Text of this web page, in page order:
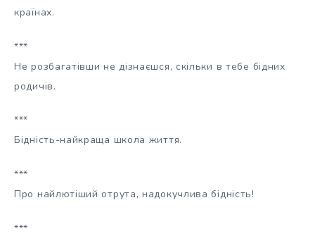
країнах.
***
Не розбагатівши не дізнаєшся, скільки в тебе бідних
родичів.
***
Бідність-найкраща школа життя.
***
Про найлютіший отрута, надокучлива бідність!
***